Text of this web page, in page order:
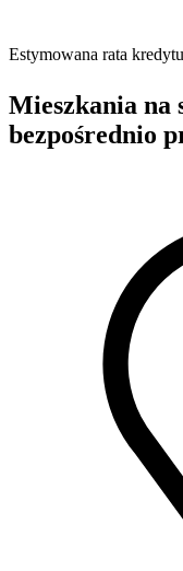
Estymowana rata
Mieszkania na
bezpośrednio